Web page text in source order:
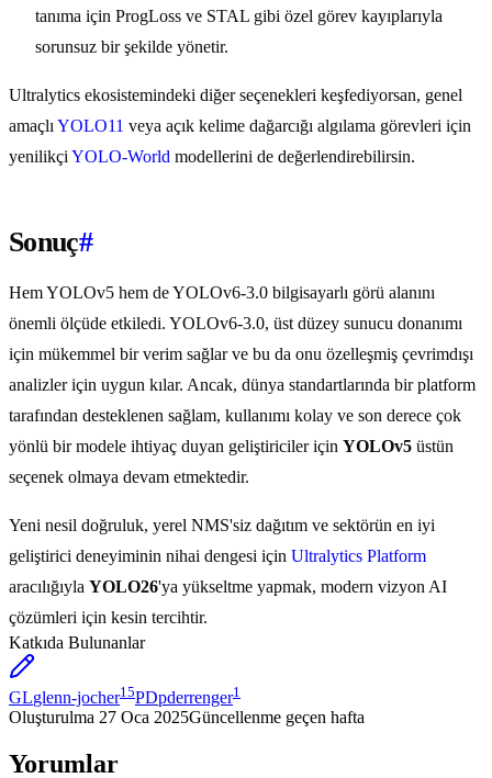
tanıma için ProgLoss ve STAL gibi özel görev kayıplarıyla
sorunsuz bir şekilde yönetir.
Ultralytics ekosistemindeki diğer seçenekleri keşfediyorsan, genel
amaçlı YOLO11 veya açık kelime dağarcığı algılama görevleri için
yenilikçi YOLO-World modellerini de değerlendirebilirsin.
Sonuç#
Hem YOLOv5 hem de YOLOv6-3.0 bilgisayarlı görü alanını
önemli ölçüde etkiledi. YOLOv6-3.0, üst düzey sunucu donanımı
için mükemmel bir verim sağlar ve bu da onu özelleşmiş çevrimdışı
analizler için uygun kılar. Ancak, dünya standartlarında bir platform
tarafından desteklenen sağlam, kullanımı kolay ve son derece çok
yönlü bir modele ihtiyaç duyan geliştiriciler için YOLOv5 üstün
seçenek olmaya devam etmektedir.
Yeni nesil doğruluk, yerel NMS'siz dağıtım ve sektörün en iyi
geliştirici deneyiminin nihai dengesi için Ultralytics Platform
aracılığıyla YOLO26'ya yükseltme yapmak, modern vizyon AI
çözümleri için kesin tercihtir.
Katkıda Bulunanlar
GLglenn-jocher15PDpderrenger1
Oluşturulma 27 Oca 2025Güncellenme geçen hafta
Yorumlar